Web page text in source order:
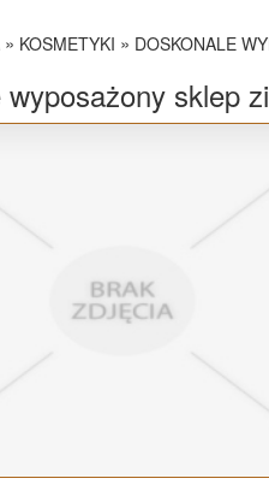
» KOSMETYKI » DOSKONALE
wyposażony sklep